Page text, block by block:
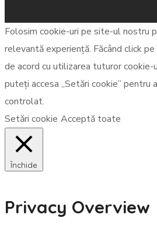
Folosim cookie-uri pe site-ul nostru
relevantă experiență. Făcând click
de acord cu utilizarea tuturor
puteți accesa „Setări cookie” pentru
controlat.
Setări cookie Acceptă toate
Închide
Privacy Overview